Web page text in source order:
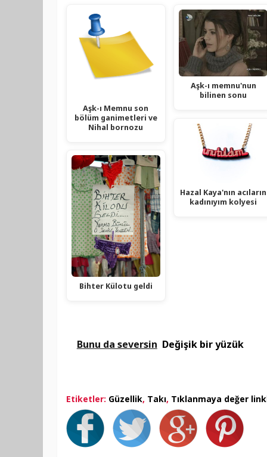
Aşk-ı Memnu son
bölüm ganimetleri ve
Nihal bornozu
Bihter Külotu geldi
Aşk-ı memnu'nun
bilinen sonu
Hazal Kaya'nın acıların
kadınıyım kolyesi
Bunu da seversin Değişik bir yüzük
Etiketler: Güzellik, Takı, Tıklanmaya değer